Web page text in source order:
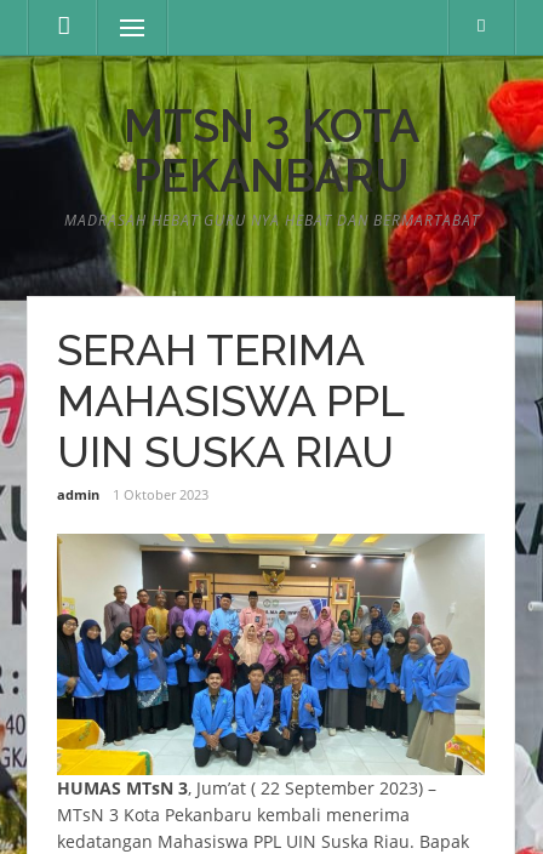
Lompat
konten
Menu
MTSN 3 KOTA
PEKANBARU
MADRASAH HEBAT GURU NYA HEBAT DAN BERMARTABAT
SERAH TERIMA
MAHASISWA PPL
UIN SUSKA RIAU
admin 1 Oktober 2023
HUMAS MTsN 3, Jum’at ( 22 September 2023) –
MTsN 3 Kota Pekanbaru kembali menerima
kedatangan Mahasiswa PPL UIN Suska Riau. Bapak